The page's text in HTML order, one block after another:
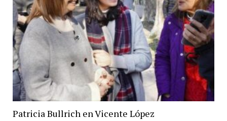
Patricia Bullrich en Vicente López